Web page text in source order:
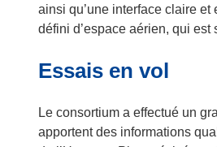
d
a
n
n
ainsi qu’une interface claire
défini d’espace aérien, qui est
Essais en vol
Le consortium a effectué un
apportent des informations